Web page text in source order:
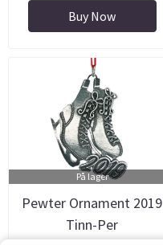
Buy Now
På lager
Pewter Ornament 2019
Tinn-Per